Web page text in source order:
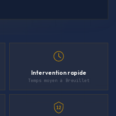
Intervention rapide
Temps moyen à Breuillet
12